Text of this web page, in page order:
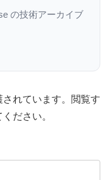
の技術アーカイブ
れています。閲覧す
ださい。